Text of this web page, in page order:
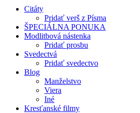
Citáty
Pridať verš z Písma
ŠPECIÁLNA PONUKA
Modlitbová nástenka
Pridať prosbu
Svedectvá
Pridať svedectvo
Blog
Manželstvo
Viera
Iné
Kresťanské filmy